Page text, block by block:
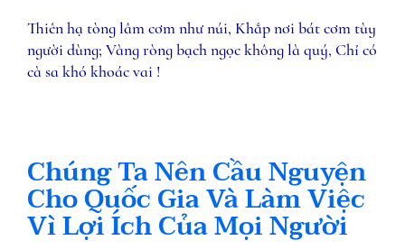
Thiên hạ tòng lâm cơm như núi, Khắp nơi bát cơm tùy
người dùng; Vàng ròng bạch ngọc không là quý, Chỉ có
cà sa khó khoác vai !
Chúng Ta Nên Cầu Nguyện
Cho Quốc Gia Và Làm Việc
Vì Lợi Ích Của Mọi Người